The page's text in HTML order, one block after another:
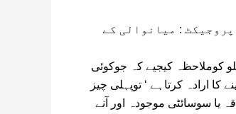
: میانوالی کے
کوملاحظہ کیجیے کہ جوکوئی
ارادہ کرتاہے ‘ توپہلی چیز
یا سوسائٹی موجودہ اور آنے